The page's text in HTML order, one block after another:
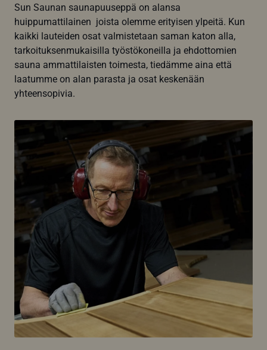
Sun Saunan saunapuuseppä on alansa
huippumattilainen joista olemme erityisen ylpeitä. Kun
kaikki lauteiden osat valmistetaan saman katon alla,
tarkoituksenmukaisilla työstökoneilla ja ehdottomien
sauna ammattilaisten toimesta, tiedämme aina että
laatumme on alan parasta ja osat keskenään
yhteensopivia.